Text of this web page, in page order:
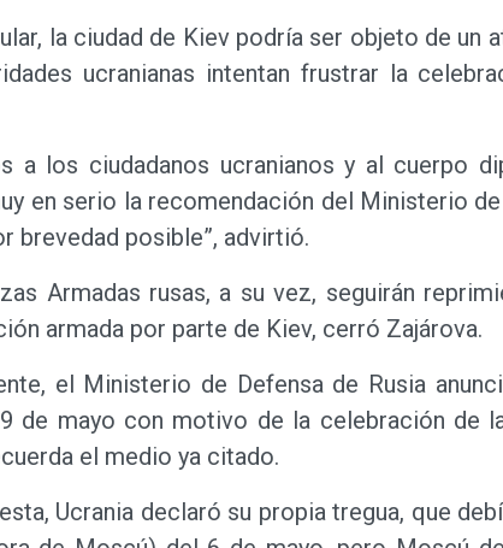
la ciudad de Kiev podría ser objeto de un
ucranianas intentan frustrar la
a los ciudadanos ucranianos y al cuerpo
en serio la recomendación del Ministerio
brevedad posible”, advirtió.
Armadas rusas, a su vez, seguirán
armada por parte de Kiev, cerró Zajárova.
el Ministerio de Defensa de Rusia
de mayo con motivo de la celebración de
el medio ya citado.
Ucrania declaró su propia tregua, que